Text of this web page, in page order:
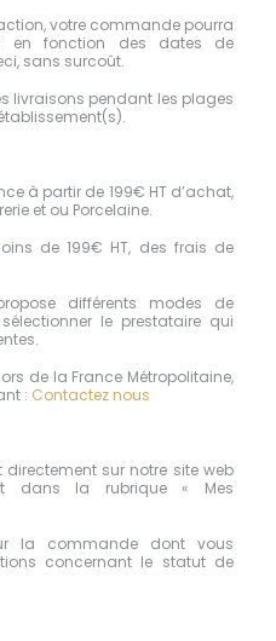
votre commande pourra
en fonction des dates de
sans surcoût.
livraisons pendant les plages
à partir de 199€ HT d’achat,
et ou Porcelaine.
de 199€ HT, des frais de
différents modes de
le prestataire qui
de la France Métropolitaine,
: Contactez nous
sur notre site web
dans la rubrique « Mes
la commande dont vous
concernant le statut de